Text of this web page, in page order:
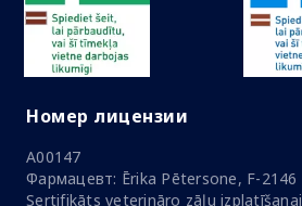
Номер лицензии
A00147
Фармацевт: Ērika Pētersone, F-2146
Sertifikāts veterināro zāļu izplatīšanai